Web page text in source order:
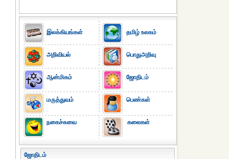
இலக்கியங்கள்
அறிவியல்
ஆன்மிகம்
மருத்துவம்
நகைச்சுவை
தமிழ் உலகம்
பொதுஅறிவு
ஜோதிடம்
பெண்கள்
கலைகள்
ஜோதிடம்